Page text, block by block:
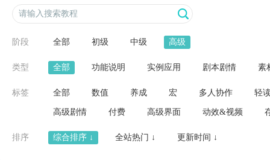
阶段 全部 初级 中级 高级
类型 全部 功能说明 实例应用 剧本剧情 素
标签 全部 数值 养成 宏 多人协作 轻
高级剧情 付费 高级界面 动效&视频
排序 综合排序 ↓ 全站热门 ↓ 更新时间 ↓